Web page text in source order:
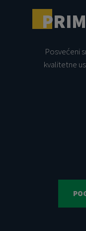
Posvećeni
kvalitetne